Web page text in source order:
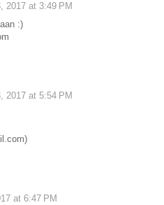
2017 at 3:49 PM
:)
2017 at 5:54 PM
at 6:47 PM